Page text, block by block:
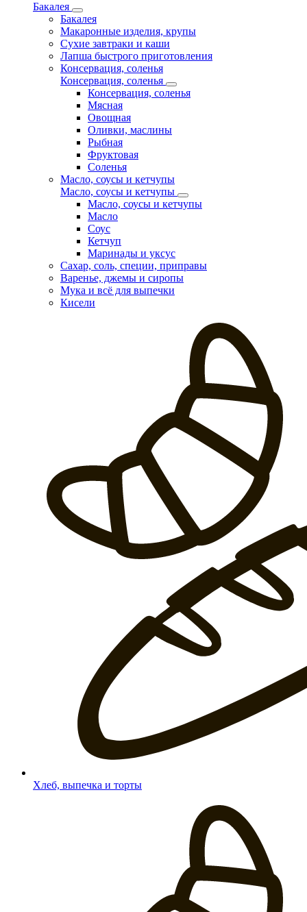
Бакалея
Бакалея
Макаронные изделия, крупы
Сухие завтраки и каши
Лапша быстрого приготовления
Консервация, соленья
Консервация, соленья
Консервация, соленья
Мясная
Овощная
Оливки, маслины
Рыбная
Фруктовая
Соленья
Масло, соусы и кетчупы
Масло, соусы и кетчупы
Масло, соусы и кетчупы
Масло
Соус
Кетчуп
Маринады и уксус
Сахар, соль, специи, приправы
Варенье, джемы и сиропы
Мука и всё для выпечки
Кисели
Хлеб, выпечка и торты